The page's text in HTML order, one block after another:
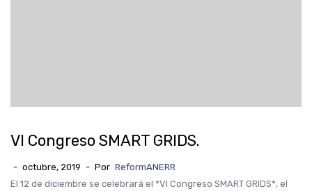
VI Congreso SMART GRIDS.
- octubre, 2019 - Por ReformANERR
El 12 de diciembre se celebrará el *VI Congreso SMART GRIDS*, el